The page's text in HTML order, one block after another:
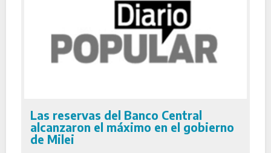
Las reservas del Banco Central
alcanzaron el máximo en el gobierno
de Milei